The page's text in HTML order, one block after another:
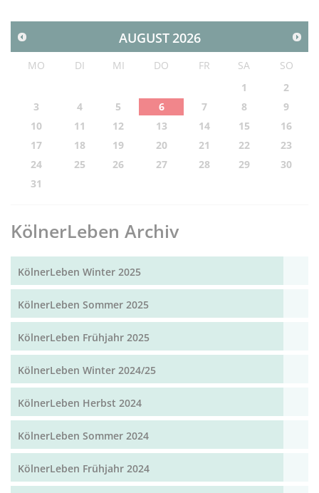
AUGUST 2026
MO DI MI DO FR SA
SO
1
2
3
4 5 6 7 8
9
10
11 12 13 14 15
16
17
18 19 20 21 22
23
24
25 26 27 28 29
30
31
KölnerLeben Archiv
KölnerLeben Winter 2025
KölnerLeben Sommer 2025
KölnerLeben Frühjahr 2025
KölnerLeben Winter 2024/25
KölnerLeben Herbst 2024
KölnerLeben Sommer 2024
KölnerLeben Frühjahr 2024